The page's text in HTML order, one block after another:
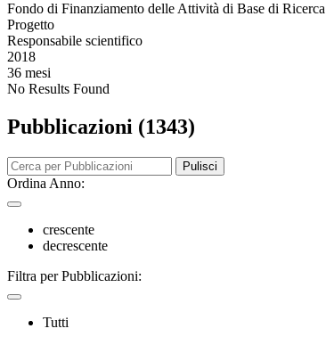
Fondo di Finanziamento delle Attività di Base di Ricerca
Progetto
Responsabile scientifico
2018
36 mesi
No Results Found
Pubblicazioni (1343)
Pulisci
Ordina Anno:
crescente
decrescente
Filtra per Pubblicazioni:
Tutti